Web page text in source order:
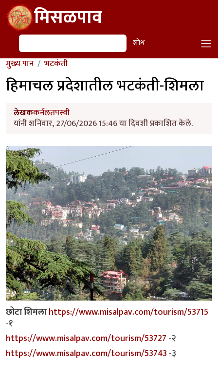
Skip to main contentमिसळपाव
शोध शोध
मुख्य पान भटकंती
हिमाचल प्रदेशातील भटकंती-शिमला
लेखककर्नलतपस्वी
यांनी शनिवार, 27/06/2026 15:46 या दिवशी प्रकाशित केले.
छोटा शिमलाhttps://www.misalpav.com/tourism/53715
-१
https://www.misalpav.com/tourism/53727-२
https://www.misalpav.com/tourism/53743-३